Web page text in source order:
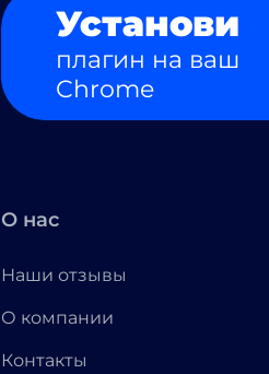
Установи
плагин на ваш
Chrome
О нас
Наши отзывы
О компании
Контакты